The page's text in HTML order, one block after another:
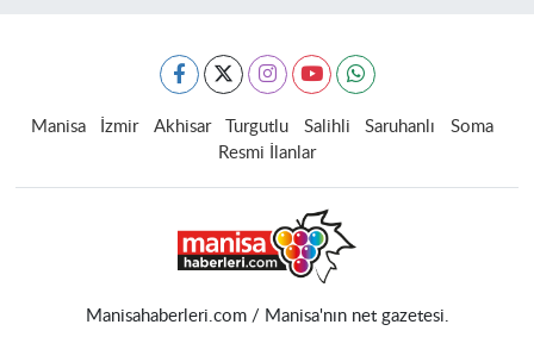
Manisa İzmir Akhisar Turgutlu Salihli Saruhanlı
Soma
Resmi İlanlar
Manisahaberleri.com / Manisa'nın net gazetesi.